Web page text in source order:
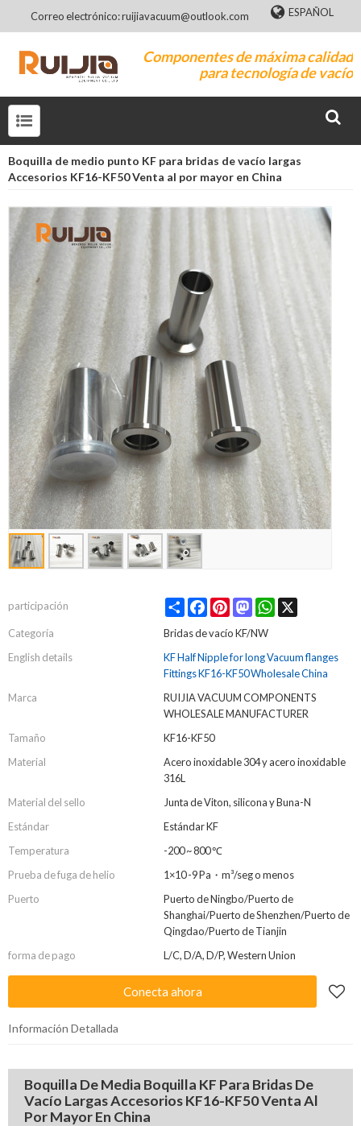
Correo electrónico: ruijiavacuum@outlook.com ESPAÑOL
Componentes de máxima calidad
para tecnología de vacío
Boquilla de medio punto KF para bridas de vacío largas
Accesorios KF16-KF50 Venta al por mayor en China
participación Share FacebookPinterestMastodonWhatsApp
Categoría
Bridas de vacío KF/NW
English details
KF Half Nipple for long Vacuum flanges
Fittings KF16-KF50 Wholesale China
Marca
RUIJIA VACUUM COMPONENTS
WHOLESALE MANUFACTURER
Tamaño
KF16-KF50
Material
Acero inoxidable 304 y acero inoxidable
316L
Material del sello
Junta de Viton, silicona y Buna-N
Estándar
Estándar KF
Temperatura
-200 ~ 800 ℃
Prueba de fuga de helio
1×10 -9 Pa・m³/seg o menos
Puerto
Puerto de Ningbo/Puerto de
Shanghai/Puerto de Shenzhen/Puerto de
Qingdao/Puerto de Tianjin
forma de pago
L/C, D/A, D/P, Western Union
Conecta ahora
Información Detallada
Boquilla De Media Boquilla KF Para Bridas De
Vacío Largas Accesorios KF16-KF50 Venta Al
Por Mayor En China